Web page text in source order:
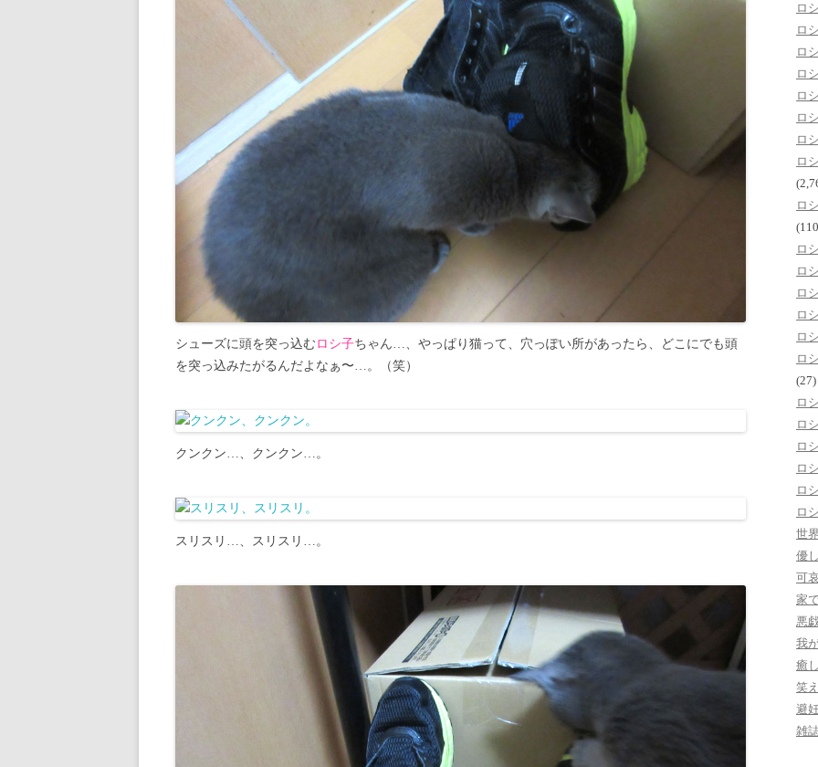
シューズに頭を突っ込む ロシ子ちゃん…、やっぱり猫って、穴っぽい所があったら、どこにでも頭
を突っ込みたがるんだよなぁ〜…。（笑）
クンクン…、クンクン…。
スリスリ…、スリスリ…。
ロ
ロ
ロ
ロ
ロ
ロ
ロ
ロ
ロ
ロ
ロ
ロ
ロ
ロ
ロ
(27)
ロ
ロ
ロ
ロ
ロ
ロ
世
優
可
家
悪
我
癒
笑
避
雑